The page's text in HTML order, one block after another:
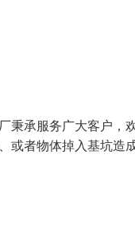
秉承服务广大客户，
或者物体掉入基坑造